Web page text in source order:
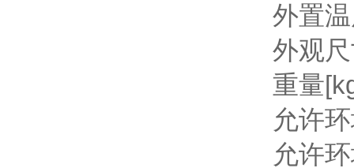
外置温
外观
重量
允许环
允许环